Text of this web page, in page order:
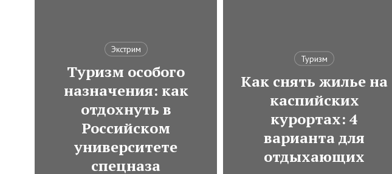
Экстрим
Туризм особого
назначения: как
отдохнуть в
Российском
университете
спецназа
Туризм
Как снять жилье на
каспийских
курортах: 4
варианта для
отдыхающих